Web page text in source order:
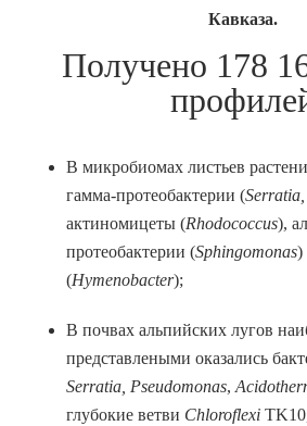
Кавказа.
Получено 178
В микробиомах листьев
гамма-протеобактерии (Serratia,
актиномицеты (Rhodococcus),
протеобактерии (Sphingomonas)
(Hymenobacter);
В почвах альпийских лугов
представлеными оказались
Serratia, Pseudomonas,
глубокие ветви Chloroflexi